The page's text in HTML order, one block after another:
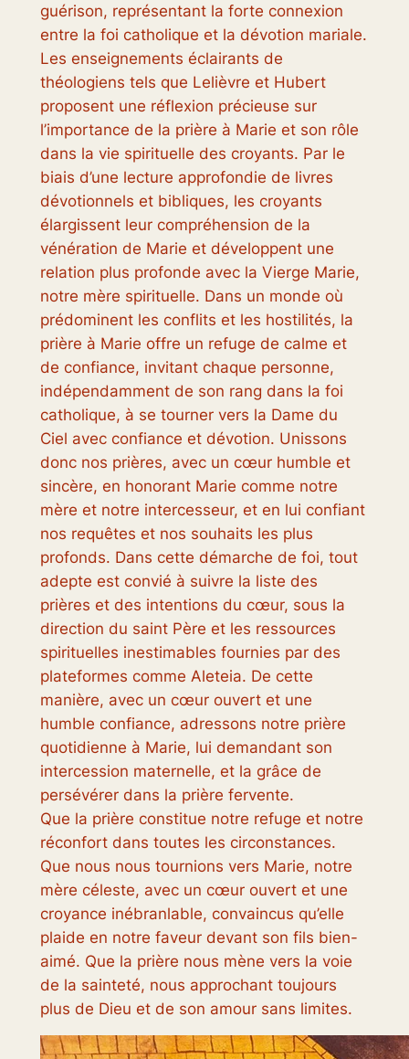
guérison, représentant la forte connexion
entre la foi catholique et la dévotion mariale.
Les enseignements éclairants de
théologiens tels que Lelièvre et Hubert
proposent une réflexion précieuse sur
l’importance de la prière à Marie et son rôle
dans la vie spirituelle des croyants. Par le
biais d’une lecture approfondie de livres
dévotionnels et bibliques, les croyants
élargissent leur compréhension de la
vénération de Marie et développent une
relation plus profonde avec la Vierge Marie,
notre mère spirituelle. Dans un monde où
prédominent les conflits et les hostilités, la
prière à Marie offre un refuge de calme et
de confiance, invitant chaque personne,
indépendamment de son rang dans la foi
catholique, à se tourner vers la Dame du
Ciel avec confiance et dévotion. Unissons
donc nos prières, avec un cœur humble et
sincère, en honorant Marie comme notre
mère et notre intercesseur, et en lui confiant
nos requêtes et nos souhaits les plus
profonds. Dans cette démarche de foi, tout
adepte est convié à suivre la liste des
prières et des intentions du cœur, sous la
direction du saint Père et les ressources
spirituelles inestimables fournies par des
plateformes comme Aleteia. De cette
manière, avec un cœur ouvert et une
humble confiance, adressons notre prière
quotidienne à Marie, lui demandant son
intercession maternelle, et la grâce de
persévérer dans la prière fervente.
Que la prière constitue notre refuge et notre
réconfort dans toutes les circonstances.
Que nous nous tournions vers Marie, notre
mère céleste, avec un cœur ouvert et une
croyance inébranlable, convaincus qu’elle
plaide en notre faveur devant son fils bien-
aimé. Que la prière nous mène vers la voie
de la sainteté, nous approchant toujours
plus de Dieu et de son amour sans limites.